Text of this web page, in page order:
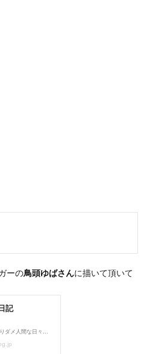
ーの鳥頭ゆばさんに描いて頂いて